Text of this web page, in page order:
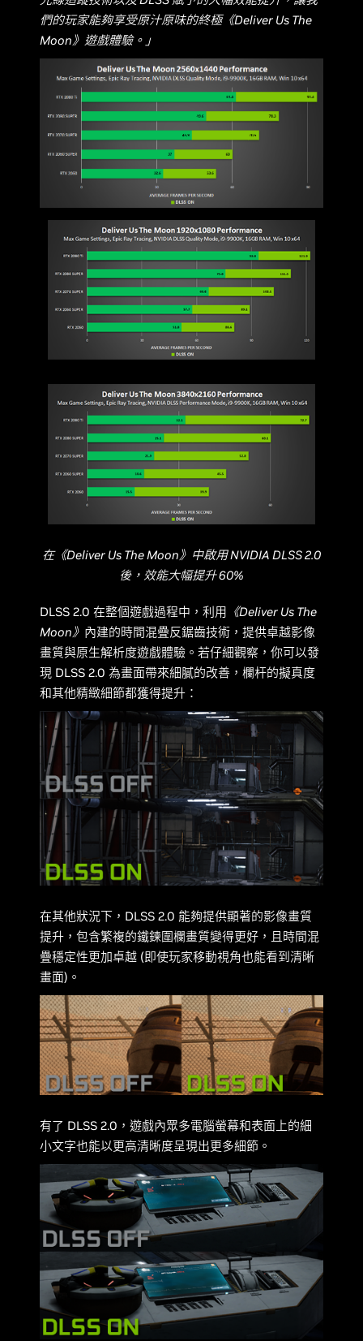
們的玩家能夠享受原汁原味的終極《Deliver Us The
Moon》遊戲體驗。」
在《Deliver Us The Moon》中啟用 NVIDIA DLSS 2.0
後，效能大幅提升 60%
DLSS 2.0 在整個遊戲過程中，利用 《Deliver Us The
Moon》 內建的時間混疊反鋸齒技術，提供卓越影像
畫質與原生解析度遊戲體驗。若仔細觀察，你可以發
現 DLSS 2.0 為畫面帶來細膩的改善，欄杆的擬真度
和其他精緻細節都獲得提升：
在其他狀況下，DLSS 2.0 能夠提供顯著的影像畫質
提升，包含繁複的鐵鍊圍欄畫質變得更好，且時間混
疊穩定性更加卓越 (即使玩家移動視角也能看到清晰
畫面)。
有了 DLSS 2.0，遊戲內眾多電腦螢幕和表面上的細
小文字也能以更高清晰度呈現出更多細節。